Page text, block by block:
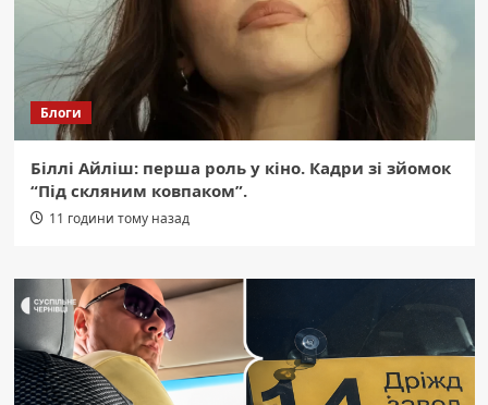
Блоги
Біллі Айліш: перша роль у кіно. Кадри зі зйомок
“Під скляним ковпаком”.
11 години тому назад